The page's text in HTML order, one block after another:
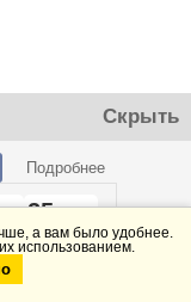
Скрыть
Подробнее
25
а вам было удобнее.
использованием.